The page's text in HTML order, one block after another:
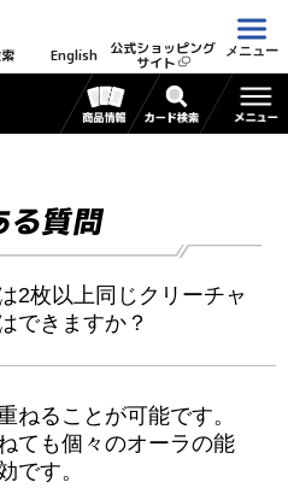
English 公式ショッピング
サイト
メニュー
る質問
2枚以上同じクリーチャ
できますか？
ねることが可能です。
ても個々のオーラの能
です。